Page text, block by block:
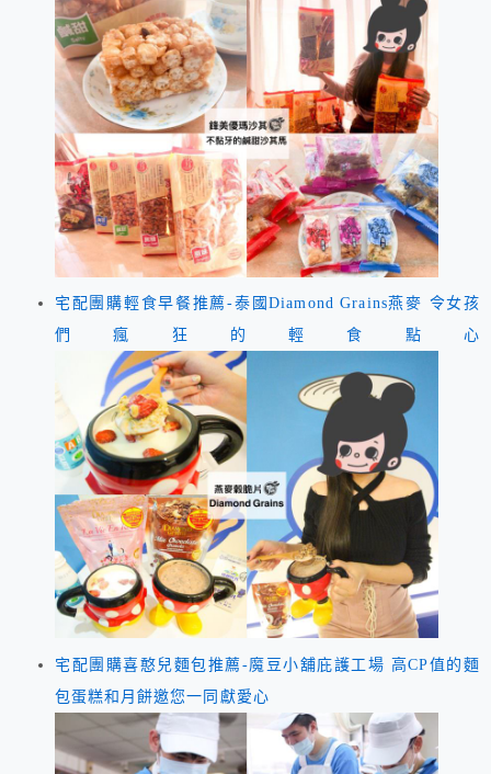
宅配團購輕食早餐推薦-泰國Diamond Grains燕麥 令女孩
們瘋狂的輕食點心
宅配團購喜憨兒麵包推薦-魔豆小舖庇護工場 高CP值的麵
包蛋糕和月餅邀您一同獻愛心